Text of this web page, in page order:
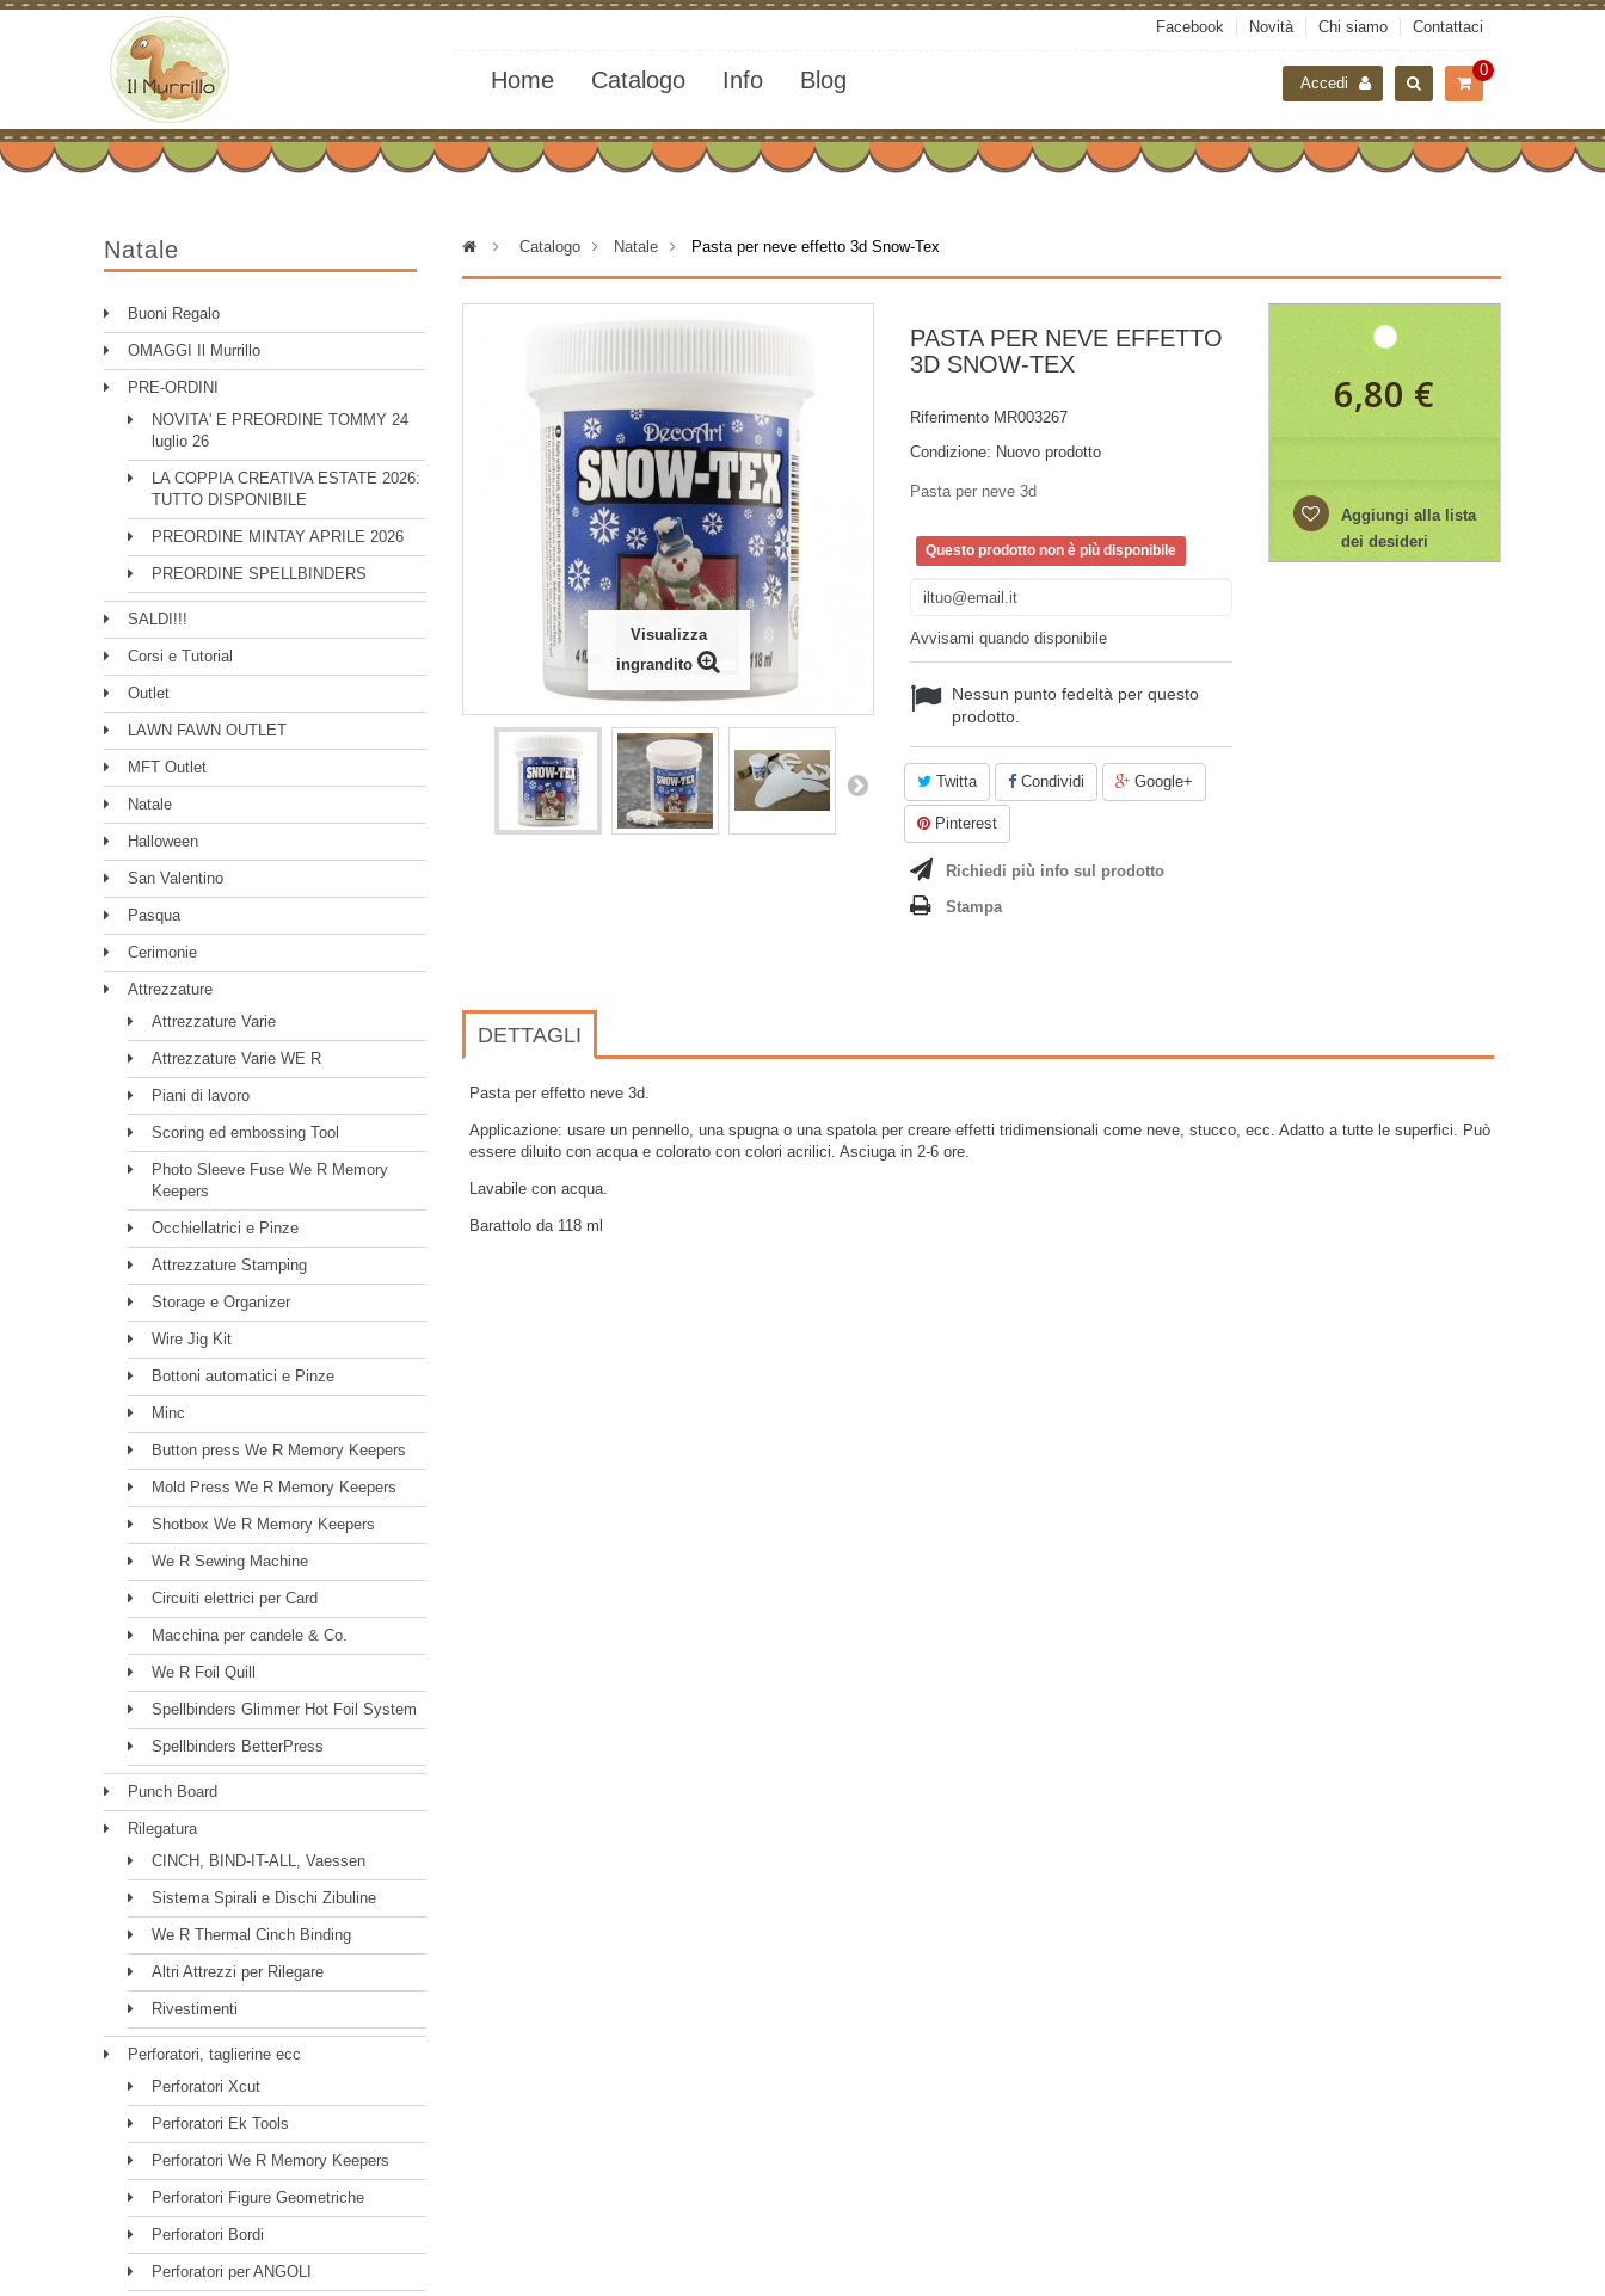
Facebook Novità Chi siamo Contattaci
0
Home Catalogo Info Blog Accedi
Natale
Buoni Regalo
OMAGGI Il Murrillo
PRE-ORDINI
NOVITA' E PREORDINE TOMMY 24
luglio 26
LA COPPIA CREATIVA ESTATE 2026:
TUTTO DISPONIBILE
PREORDINE MINTAY APRILE 2026
PREORDINE SPELLBINDERS
SALDI!!!
Corsi e Tutorial
Outlet
LAWN FAWN OUTLET
MFT Outlet
Natale
Halloween
San Valentino
Pasqua
Cerimonie
Attrezzature
Attrezzature Varie
Attrezzature Varie WE R
Piani di lavoro
Scoring ed embossing Tool
Photo Sleeve Fuse We R Memory
Keepers
Occhiellatrici e Pinze
Attrezzature Stamping
Storage e Organizer
Wire Jig Kit
Bottoni automatici e Pinze
Minc
Button press We R Memory Keepers
Mold Press We R Memory Keepers
Shotbox We R Memory Keepers
We R Sewing Machine
Circuiti elettrici per Card
Macchina per candele & Co.
We R Foil Quill
Spellbinders Glimmer Hot Foil System
Spellbinders BetterPress
Punch Board
Rilegatura
CINCH, BIND-IT-ALL, Vaessen
Sistema Spirali e Dischi Zibuline
We R Thermal Cinch Binding
Altri Attrezzi per Rilegare
Rivestimenti
Perforatori, taglierine ecc
Perforatori Xcut
Perforatori Ek Tools
Perforatori We R Memory Keepers
Perforatori Figure Geometriche
Perforatori Bordi
Perforatori per ANGOLI
> Catalogo > Natale > Pasta per neve effetto 3d Snow-Tex
Visualizza
ingrandito
PASTA PER NEVE EFFETTO
3D SNOW-TEX
Riferimento MR003267
Condizione: Nuovo prodotto
Pasta per neve 3d
Questo prodotto non è più disponibile
Avvisami quando disponibile
Nessun punto fedeltà per questo
prodotto.
Twitta Condividi Google+
Pinterest
Richiedi più info sul prodotto
Stampa
6,80 €
Aggiungi alla lista
dei desideri
DETTAGLI
Pasta per effetto neve 3d.
Applicazione: usare un pennello, una spugna o una spatola per creare effetti tridimensionali come neve, stucco, ecc. Adatto a tutte le superfici. Può
essere diluito con acqua e colorato con colori acrilici. Asciuga in 2-6 ore.
Lavabile con acqua.
Barattolo da 118 ml